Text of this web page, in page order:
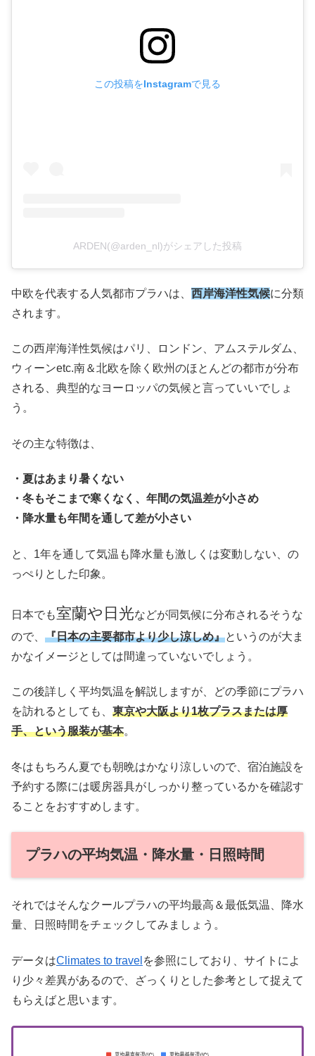
この投稿をInstagramで見る
ARDEN(@arden_nl)がシェアした投稿
中欧を代表する人気都市プラハは、 西岸海洋性気候に分類
されます。
この西岸海洋性気候はパリ、ロンドン、アムステルダム、
ウィーンetc.南＆北欧を除く欧州のほとんどの都市が分布
される、典型的なヨーロッパの気候と言っていいでしょ
う。
その主な特徴は、
・夏はあまり暑くない
・冬もそこまで寒くなく、年間の気温差が小さめ
・降水量も年間を通して差が小さい
と、1年を通して気温も降水量も激しくは変動しない、の
っぺりとした印象。
日本でも室蘭や日光などが同気候に分布されるそうな
ので、 『日本の主要都市より少し涼しめ』というのが大ま
かなイメージとしては間違っていないでしょう。
この後詳しく平均気温を解説しますが、どの季節にプラハ
を訪れるとしても、 東京や大阪より1枚プラスまたは厚
手、という服装が基本。
冬はもちろん夏でも朝晩はかなり涼しいので、宿泊施設を
予約する際には暖房器具がしっかり整っているかを確認す
ることをおすすめします。
プラハの平均気温・降水量・日照時間
それではそんなクールプラハの平均最高＆最低気温、降水
量、日照時間をチェックしてみましょう。
データはClimates to travel を参照にしており、サイトによ
り少々差異があるので、ざっくりとした参考として捉えて
もらえばと思います。